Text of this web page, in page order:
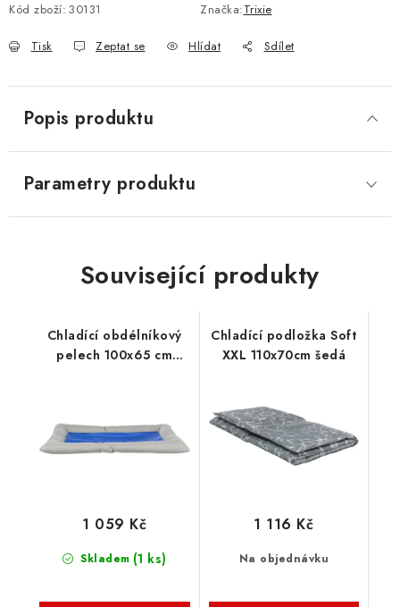
Kód zboží: 30131 Značka:Trixie
Tisk Zeptat se Hlídat Sdílet
Popis produktu
Parametry produktu
Související produkty
Chladící obdélníkový
pelech 100x65 cm
Skladem (1 ks)
1 059 Kč
Chladící podložka Soft
XXL 110x70cm šedá
Na objednávku
1 116 Kč